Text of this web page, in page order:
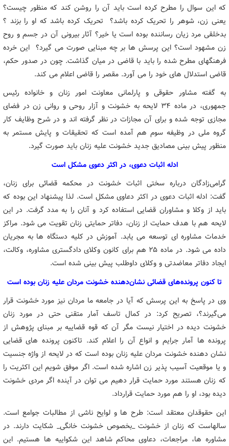
که این سوال را مطرح کرده است باید آن را روشن کند که منظور چیست؟
یعنی زن، شوهر را تحریک کرده باشد؟ تحریک کرده باشد که او را بزند ؟
بدخلقی مرد زیان رساننده بوده است یا خیر؟ آثار بیرونی آن در جسم و روح
زن مشهود است؟ این پرسش ها بر چه مبنایی صورت می گیرد؟ این خرده
فرهنگهای مطرح شده را باید با قاضی در میان گذاشت. چون در صدور حکم،
قاضی استدلال های خود را می آورد. مقصر را قاضی اعلام می کند.
به گفته مشاور حقوقی و پارلمانی معاونت امور زنان و خانواده رئیس
جمهوری، در ماده ۳۴ لایحه به خشونت و آزار روحی و روانی زن در فضای
مجازی توجه شده و برای آن مجازات در نظر گرفته اند و در شرح وظایف کار
گروه ملی در وظیفه سوم هم آمده است که تحقیقات و پایش مستمر به
منظور پیش بینی مصادیق جدید خشونت علیه زنان باید صورت گیرد.
ادله اثبات دعوی، در اکثر دعوی مشکل است
گرامی‌زادگان درباره سختی اثبات خشونت در محکمه قضائی برای زنان،
گفت: ادله اثبات دعوی در اکثر دعاوی مشکل است. لذا پیشنهاد این بوده که
باید از وکلا و مشاوران قضایی استفاده کرد و آنان را به مدد گرفت. در این
لایحه هم با هدف حمایت از زنان، دفاتر حمایتی زنان تقویت می شود. مراکز
خدمات مشاوره ای توسعه می یابد. آموزش در کلیه دستگاه ها به مجریان
داده می شود. در ماده ۲۵ هم برای کانون وکلای دادگستری مشاوره، وکالت،
ایجاد دفاتر معاضدتی و وکلای داوطلب پیش بینی شده است.
تا کنون پرونده‌های قضائی نشان‌دهنده خشونت مردان علیه زنان بوده است
وی در پاسخ به این پرسش که آیا در جامعه ما مردان نیز مورد خشونت قرار
می‌گیرند؟، تصریح کرد: در کمال تاسف آمار متقنی حتی در مورد زنان
خشونت دیده در اختیار نیست مگر آن که قوه قضاییه بر مبنای پژوهش از
پرونده ها آمار جرایم و انواع آن را اعلام کند. تاکنون پرونده های قضایی
نشان دهنده خشونت مردان علیه زنان بوده است که در لایحه از واژه جنسیت
و یا موقعیت آسیب پذیر زن اشاره شده است. اگر موفق شویم این اکثریت را
که زنان هستند مورد حمایت قرار دهیم می توان در آینده اگر مردی خشونت
دیده بود، او را هم مورد حمایت قرارداد.
این حقوقدان معتقد است: طرح ها و لوایح ناشی از مطالبات جوامع است.
سالهاست که زنان از خشونت _بخصوص خشونت خانگی_ شکایت دارند. در
مشاوره ها، مراجعات، دعاوی محاکم شاهد این شکواییه ها هستیم. این